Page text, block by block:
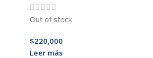
Out of stock
$220,000
Leer más